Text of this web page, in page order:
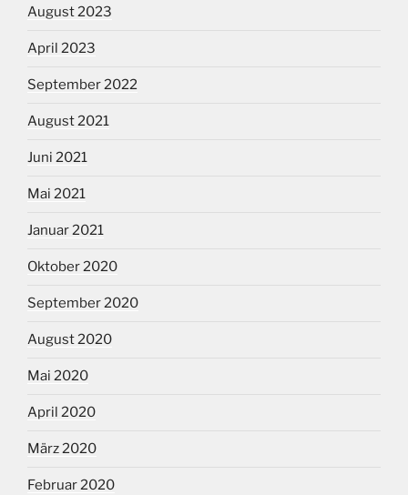
August 2023
April 2023
September 2022
August 2021
Juni 2021
Mai 2021
Januar 2021
Oktober 2020
September 2020
August 2020
Mai 2020
April 2020
März 2020
Februar 2020